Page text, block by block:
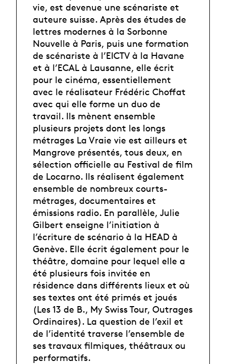
vie, est devenue une scénariste et
auteure suisse. Après des études de
lettres modernes à la Sorbonne
Nouvelle à Paris, puis une formation
de scénariste à l’EICTV à la Havane
et à l’ECAL à Lausanne, elle écrit
pour le cinéma, essentiellement
avec le réalisateur Frédéric Choffat
avec qui elle forme un duo de
travail. Ils mènent ensemble
plusieurs projets dont les longs
métrages La Vraie vie est ailleurs et
Mangrove présentés, tous deux, en
sélection officielle au Festival de film
de Locarno. Ils réalisent également
ensemble de nombreux courts-
métrages, documentaires et
émissions radio. En parallèle, Julie
Gilbert enseigne l’initiation à
l’écriture de scénario à la HEAD à
Genève. Elle écrit également pour le
théâtre, domaine pour lequel elle a
été plusieurs fois invitée en
résidence dans différents lieux et où
ses textes ont été primés et joués
(Les 13 de B., My Swiss Tour, Outrages
Ordinaires). La question de l’exil et
de l’identité traverse l’ensemble de
ses travaux filmiques, théâtraux ou
performatifs.